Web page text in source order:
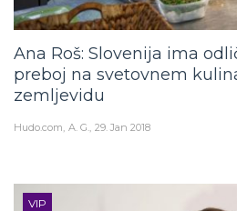
Ana Roš: Slovenija ima
preboj na svetovnem
zemljevidu
Hudo.com A. G. 29. Jan 2018
VIP